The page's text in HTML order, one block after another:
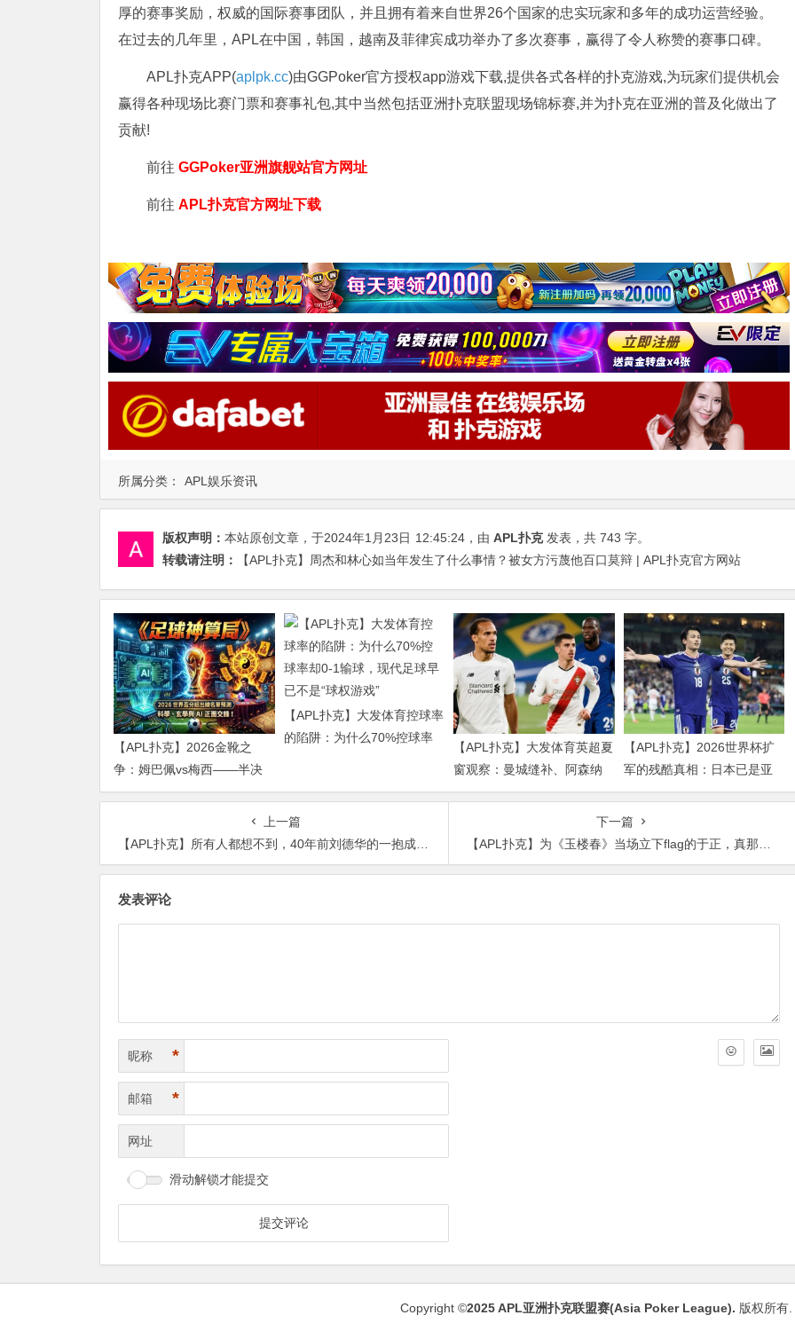
所属分类： APL娱乐资讯
厚的赛事奖励，权威的国际赛事团队，并且拥有着来自世界26个国家的忠实玩家和多年的成功运营经验。
在过去的几年里，APL在中国，韩国，越南及菲律宾成功举办了多次赛事，赢得了令人称赞的赛事口碑。
APL扑克APP(aplpk.cc)由GGPoker官方授权app游戏下载,提供各式各样的扑克游戏,为玩家们提供机会
赢得各种现场比赛门票和赛事礼包,其中当然包括亚洲扑克联盟现场锦标赛,并为扑克在亚洲的普及化做出了
贡献!
前往 GGPoker亚洲旗舰站官方网址
前往 APL扑克官方网址下载
版权声明： 本站原创文章，于2024年1月23日 12:45:24 ，由 APL扑克发表，共 743 字。
转载请注明：
【APL扑克】周杰和林心如当年发生了什么事情？被女方污蔑他百口莫辩 | APL扑克官方网站
【APL扑克】2026金靴之
争：姆巴佩vs梅西——半决
赛前的“双雄会”，这可能是世
【APL扑克】大发体育控球率
的陷阱：为什么70%控球率
【APL扑克】大发体育英超夏
窗观察：曼城缝补、阿森纳
拼图、红军重建、曼联破局
【APL扑克】2026世界杯扩
军的残酷真相：日本已是亚
洲天花板，国足的差距远不
止几个名额
上一篇
【APL扑克】所有人都想不到，40年前刘德华的一抱成就了今天的他
下一篇
【APL扑克】为《玉楼春》当场立下flag的于正，真那么有底气？
发表评论
昵称 *
邮箱 *
网址
滑动解锁才能提交
Copyright ©2025APL亚洲扑克联盟赛(Asia Poker League). 版权所有.